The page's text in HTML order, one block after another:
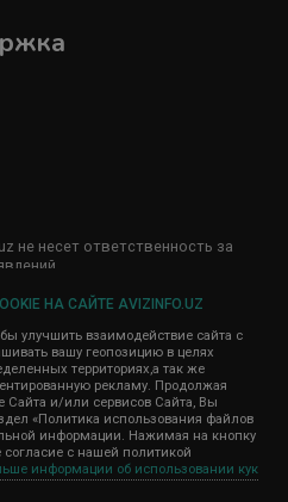
не несет ответственность за
зарегистрированных
на которые ссылается
нашего сайта представлена
Network. Чтобы узнать
Google нажмите тут
НА САЙТЕ AVIZINFO.UZ
улучшить взаимодействие сайта с
вашу геопозицию в целях
территориях,а так же
рекламу. Продолжая
Сайта и/или сервисов Сайта, Вы
«Политика использования файлов
информации. Нажимая на кнопку
согласие с нашей политикой
информации об использовании кук